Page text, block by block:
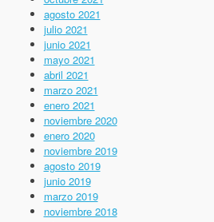
agosto 2021
julio 2021
junio 2021
mayo 2021
abril 2021
marzo 2021
enero 2021
noviembre 2020
enero 2020
noviembre 2019
agosto 2019
junio 2019
marzo 2019
noviembre 2018